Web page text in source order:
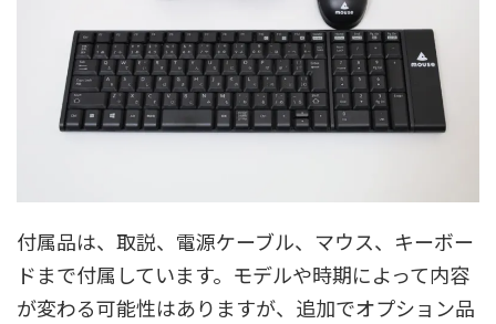
付属品は、取説、電源ケーブル、マウス、キーボー
ドまで付属しています。モデルや時期によって内容
が変わる可能性はありますが、追加でオプション品